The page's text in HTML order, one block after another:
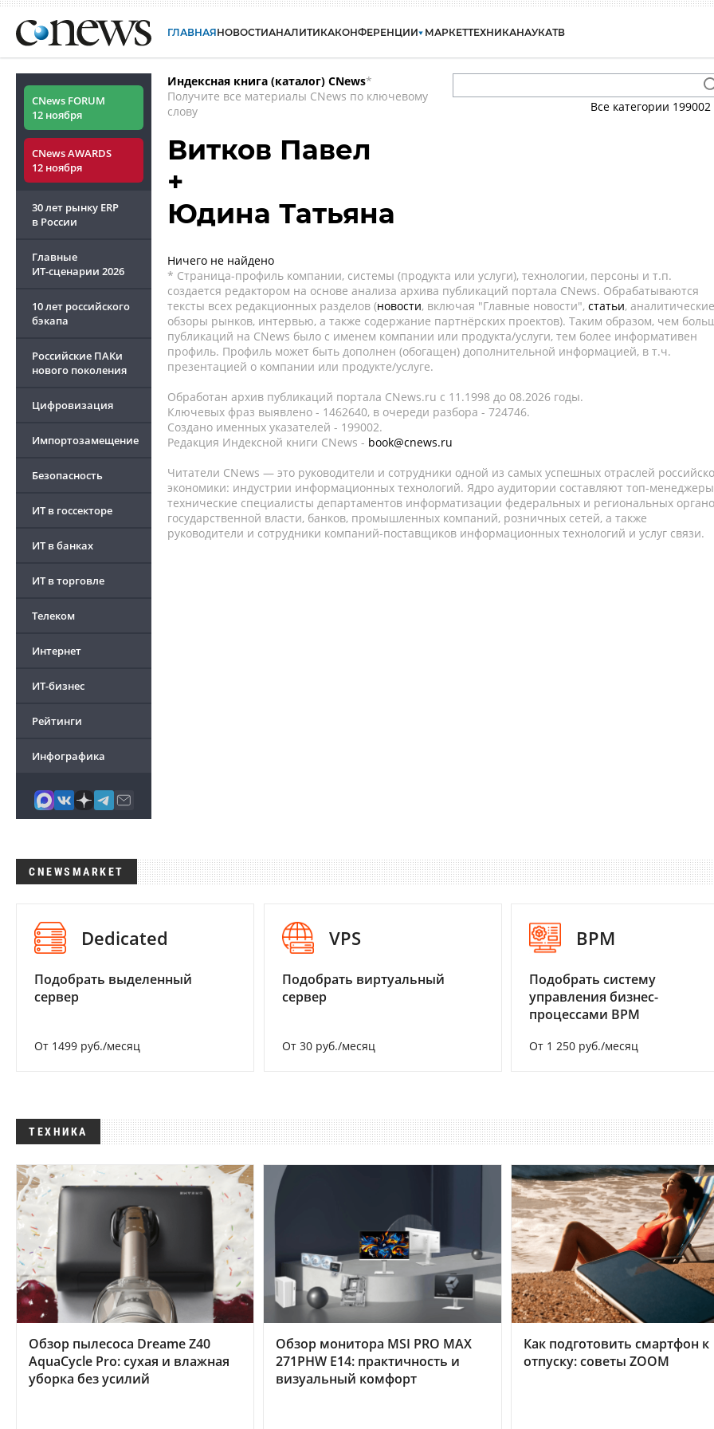
ГЛАВНАЯНОВОСТИАНАЛИТИКАКОНФЕРЕНЦИИ МАРКЕТТЕХНИКАНАУКАТВ
CNews FORUM
12 ноября
CNews AWARDS
12 ноября
30 лет рынку ERP
в России
Главные
ИТ-сценарии 2026
10 лет российского
бэкапа
Российские ПАКи
нового поколения
Цифровизация
Импортозамещение
Безопасность
ИТ в госсекторе
ИТ в банках
ИТ в торговле
Телеком
Интернет
ИТ-бизнес
Рейтинги
Инфографика
Индексная книга (каталог) CNews*
Получите все материалы CNews по ключевому
слову
Все категории 199002
Витков Павел
+
Юдина Татьяна
Ничего не найдено
* Страница-профиль компании, системы (продукта или услуги), технологии, персоны и т.п.
создается редактором на основе анализа архива публикаций портала CNews. Обрабатываются
тексты всех редакционных разделов (новости, включая "Главные новости", статьи, аналитические
обзоры рынков, интервью, а также содержание партнёрских проектов). Таким образом, чем
публикаций на CNews было с именем компании или продукта/услуги, тем более информативен
профиль. Профиль может быть дополнен (обогащен) дополнительной информацией, в т.ч.
презентацией о компании или продукте/услуге.
Обработан архив публикаций портала CNews.ru c 11.1998 до 08.2026 годы.
Ключевых фраз выявлено - 1462640, в очереди разбора - 724746.
Создано именных указателей - 199002.
Редакция Индексной книги CNews - book@cnews.ru
Читатели CNews — это руководители и сотрудники одной из самых успешных отраслей
экономики: индустрии информационных технологий. Ядро аудитории составляют топ-
технические специалисты департаментов информатизации федеральных и региональных
государственной власти, банков, промышленных компаний, розничных сетей, а также
руководители и сотрудники компаний-поставщиков информационных технологий и услуг связи.
CNEWSMARKET
Dedicated
Подобрать выделенный
сервер
От 1499 руб./месяц
VPS
Подобрать виртуальный
сервер
От 30 руб./месяц
BPM
Подобрать систему
управления бизнес-
процессами BPM
От 1 250 руб./месяц
ТЕХНИКА
Обзор пылесоса Dreame Z40
AquaCycle Pro: сухая и влажная
уборка без усилий
Обзор монитора MSI PRO MAX
271PHW E14: практичность и
визуальный комфорт
Как подготовить смартфон к
отпуску: советы ZOOM